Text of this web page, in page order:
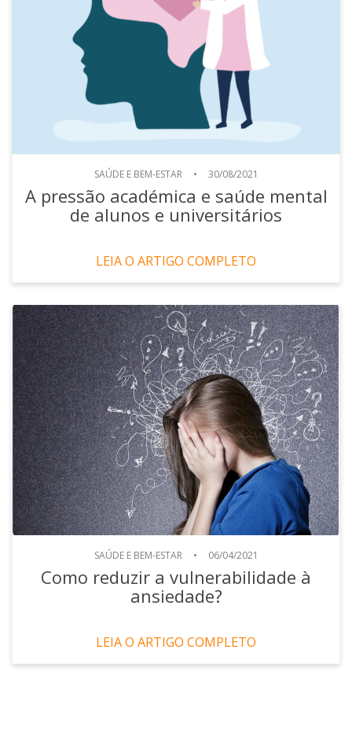
SAÚDE E BEM-ESTAR • 30/08/2021
A pressão académica e saúde mental
de alunos e universitários
LEIA O ARTIGO COMPLETO
SAÚDE E BEM-ESTAR • 06/04/2021
Como reduzir a vulnerabilidade à
ansiedade?
LEIA O ARTIGO COMPLETO